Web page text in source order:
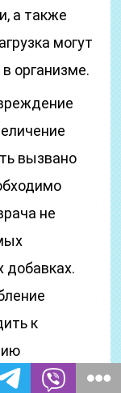
а также
могут
организме.
вызвано
не
добавках.
к